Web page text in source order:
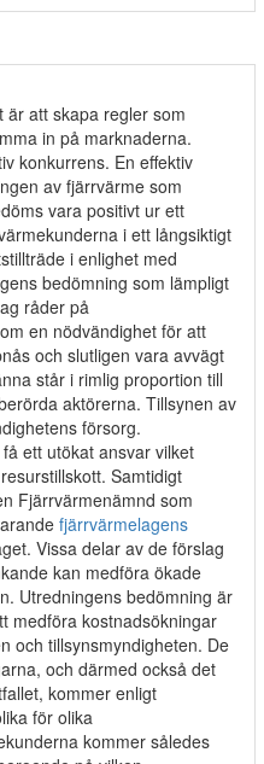
är att skapa regler som
in på marknaderna.
konkurrens. En effektiv
av fjärrvärme som
vara positivt ur ett
i ett långsiktigt
i enlighet med
bedömning som lämpligt
råder på
en nödvändighet för att
och slutligen vara avvägt
står i rimlig proportion till
aktörerna. Tillsynen av
försorg.
ett utökat ansvar vilket
Samtidigt
Fjärrvärmenämnd som
fjärrvärmelagens
Vissa delar av de förslag
kan medföra ökade
Utredningens bedömning är
medföra kostnadsökningar
och tillsynsmyndigheten. De
och därmed också det
kommer enligt
för olika
kommer således